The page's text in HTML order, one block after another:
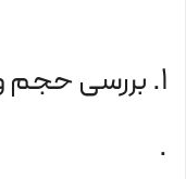
1. بررسی حجم و نوع تولید:
.